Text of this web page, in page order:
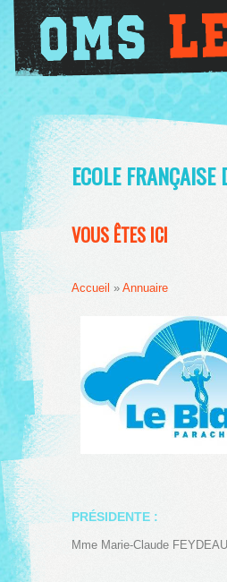
ECOLE
VOUS ÊTES ICI
Accueil » Annuaire
PRÉSIDENTE :
Mme Marie-Claude FEYDEAU